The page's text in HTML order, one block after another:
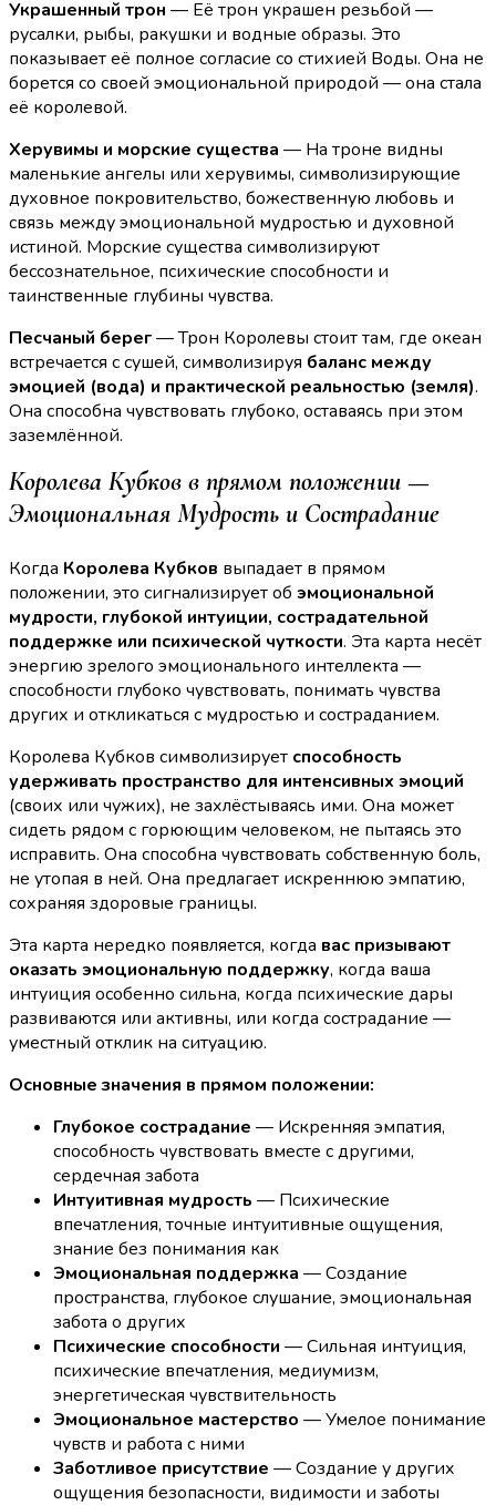
Украшенный трон — Её трон украшен резьбой —
русалки, рыбы, ракушки и водные образы. Это
показывает её полное согласие со стихией Воды. Она не
борется со своей эмоциональной природой — она стала
её королевой.
Херувимы и морские существа — На троне видны
маленькие ангелы или херувимы, символизирующие
духовное покровительство, божественную любовь и
связь между эмоциональной мудростью и духовной
истиной. Морские существа символизируют
бессознательное, психические способности и
таинственные глубины чувства.
Песчаный берег— Трон Королевы стоит там, где океан
встречается с сушей, символизируя баланс между
эмоцией (вода) и практической реальностью (земля).
Она способна чувствовать глубоко, оставаясь при этом
заземлённой.
Королева Кубков в прямом положении —
Эмоциональная Мудрость и Сострадание
Когда Королева Кубков выпадает в прямом
положении, это сигнализирует об эмоциональной
мудрости, глубокой интуиции, сострадательной
поддержке или психической чуткости. Эта карта несёт
энергию зрелого эмоционального интеллекта —
способности глубоко чувствовать, понимать чувства
других и откликаться с мудростью и состраданием.
Королева Кубков символизирует способность
удерживать пространство для интенсивных эмоций
(своих или чужих), не захлёстываясь ими. Она может
сидеть рядом с горюющим человеком, не пытаясь это
исправить. Она способна чувствовать собственную боль,
не утопая в ней. Она предлагает искреннюю эмпатию,
сохраняя здоровые границы.
Эта карта нередко появляется, когда вас призывают
оказать эмоциональную поддержку, когда ваша
интуиция особенно сильна, когда психические дары
развиваются или активны, или когда сострадание —
уместный отклик на ситуацию.
Основные значения в прямом положении:
Глубокое сострадание — Искренняя эмпатия,
способность чувствовать вместе с другими,
сердечная забота
Интуитивная мудрость — Психические
впечатления, точные интуитивные ощущения,
знание без понимания как
Эмоциональная поддержка — Создание
пространства, глубокое слушание, эмоциональная
забота о других
Психические способности — Сильная интуиция,
психические впечатления, медиумизм,
энергетическая чувствительность
Эмоциональное мастерство — Умелое понимание
чувств и работа с ними
Заботливое присутствие — Создание у других
ощущения безопасности, видимости и заботы